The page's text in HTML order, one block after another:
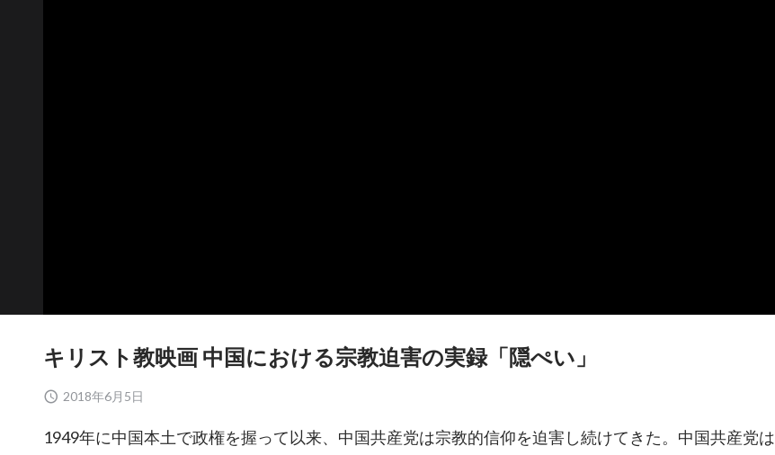
キリスト教映画 中国における宗教迫害の実録「隠ぺい」
2018年6月5日
1949年に中国本土で政権を握って以来、中国共産党は宗教的信仰を迫害し続けてきた。中国共産党は